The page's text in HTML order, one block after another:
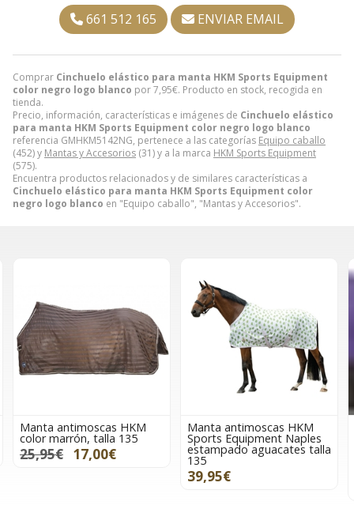
Comprar Cinchuelo elástico para manta HKM Sports Equipment
color negro logo blanco por7,95€. Producto en stock, recogida en
tienda.
Precio, información, características e imágenes de Cinchuelo elástico
para manta HKM Sports Equipment color negro logo blanco
referencia GMHKM5142NG, pertenece a las categorías Equipo caballo
(452) y Mantas y Accesorios (31) y a la marca HKM Sports Equipment
(575).
Encuentra productos relacionados y de similares características a
Cinchuelo elástico para manta HKM Sports Equipment color
negro logo blanco en "Equipo caballo", "Mantas y Accesorios".
661 512 165 ENVIAR EMAIL
Manta antimoscas HKM
Sports Equipment Naples
estampado aguacates talla
135
Manta HKM Sports
Equipment Providence
impermeable cuello alto
color lila/negro 300 gr de
relleno TALLA 135
119,95€